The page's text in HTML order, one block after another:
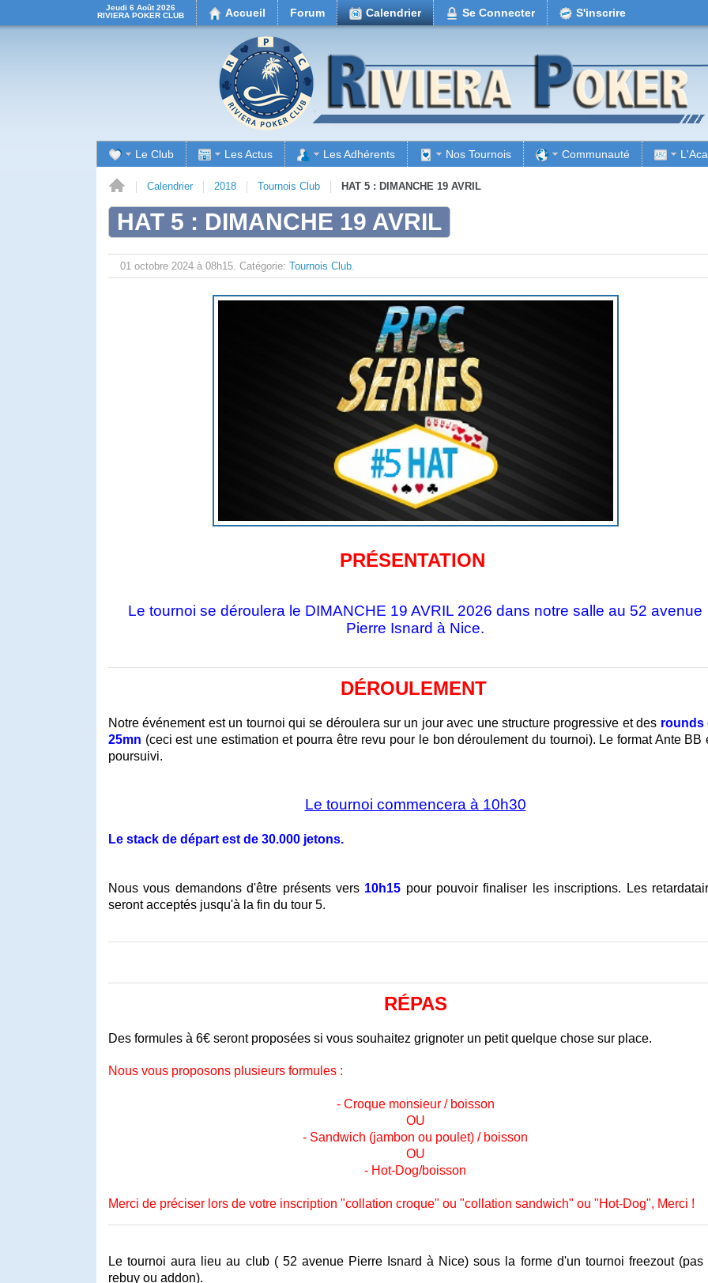
Jeudi 6 Août 2026
RIVIERA POKER CLUB
Accueil Forum Calendrier Se Connecter S'inscrire
Le Club Les Actus Les Adhérents Nos Tournois Communauté
Calendrier 2018 Tournois Club HAT 5 : DIMANCHE 19 AVRIL
HAT 5 : DIMANCHE 19 AVRIL
01 octobre 2024 à 08h15. Catégorie: Tournois Club.
PRÉSENTATION
Le tournoi se déroulera le DIMANCHE 19 AVRIL 2026 dans notre salle au 52 avenue
Pierre Isnard à Nice.
DÉROULEMENT
Notre événement est un tournoi qui se déroulera sur un jour avec une structure progressive et des rounds
25mn (ceci est une estimation et pourra être revu pour le bon déroulement du tournoi). Le format Ante BB
poursuivi.
Le tournoi commencera à 10h30
Le stack de départ est de 30.000 jetons.
Nous vous demandons d'être présents vers 10h15 pour pouvoir finaliser les inscriptions.
Les
seront acceptés jusqu'à la fin du tour 5.
RÉPAS
Des formules à 6€ seront proposées si vous souhaitez grignoter un petit quelque chose sur place.
Nous vous proposons plusieurs formules :
- Croque monsieur / boisson
OU
- Sandwich (jambon ou poulet) / boisson
OU
- Hot-Dog/boisson
Merci de préciser lors de votre inscription "collation croque" ou "collation sandwich" ou "Hot-Dog", Merci !
Le tournoi aura lieu au club ( 52 avenue Pierre Isnard à Nice) sous la forme d'un tournoi freezout (pas
rebuy ou addon).